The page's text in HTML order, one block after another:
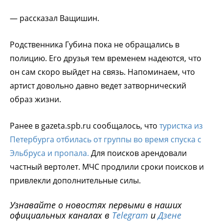
— рассказал Ващишин.
Родственника Губина пока не обращались в
полицию. Его друзья тем временем надеются, что
он сам скоро выйдет на связь. Напоминаем, что
артист довольно давно ведет затворнический
образ жизни.
Ранее в gazeta.spb.ru сообщалось, что туристка из
Петербурга отбилась от группы во время спуска с
Эльбруса и пропала. Для поисков арендовали
частный вертолет. МЧС продлили сроки поисков и
привлекли дополнительные силы.
Узнавайте о новостях первыми в наших
официальных каналах в Telegram иДзене